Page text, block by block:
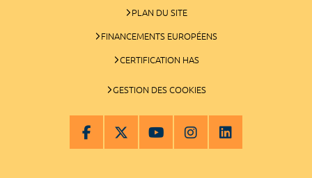
PLAN DU SITE
FINANCEMENTS EUROPÉENS
CERTIFICATION HAS
GESTION DES COOKIES